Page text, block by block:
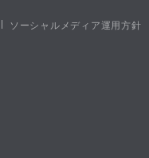
ソーシャルメディア運用方針